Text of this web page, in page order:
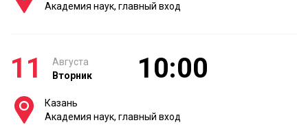
Академия наук, главный вход
11
Августа
Вторник
10:00
Казань
Академия наук, главный вход